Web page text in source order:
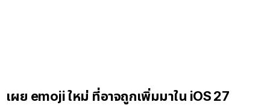
เผย emoji ใหม่ ที่อาจถูกเพิ่มมาใน iOS 27